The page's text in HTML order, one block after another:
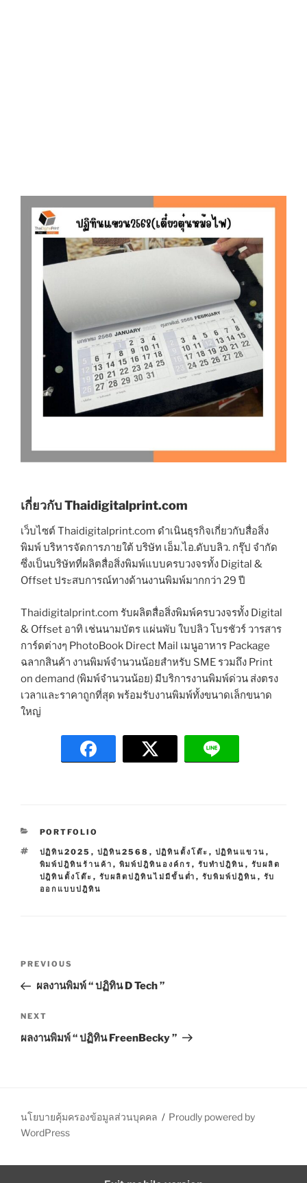
เกี่ยวกับ Thaidigitalprint.com
เว็บไซต์ Thaidigitalprint.com ดำเนินธุรกิจเกี่ยวกับสื่อสิ่ง
พิมพ์ บริหารจัดการภายใต้ บริษัท เอ็ม.ไอ.ดับบลิว. กรุ๊ป จำกัด
ซึ่งเป็นบริษัทที่ผลิตสื่อสิ่งพิมพ์แบบครบวงจรทั้ง Digital &
Offset ประสบการณ์ทางด้านงานพิมพ์มากกว่า 29 ปี
Thaidigitalprint.com รับผลิตสื่อสิ่งพิมพ์ครบวงจรทั้ง Digital
& Offset อาทิ เช่นนามบัตร แผ่นพับ ใบปลิว โบรชัวร์ วารสาร
การ์ดต่างๆ PhotoBook Direct Mail เมนูอาหาร Package
ฉลากสินค้า งานพิมพ์จำนวนน้อยสำหรับ SME รวมถึง Print
on demand (พิมพ์จำนวนน้อย) มีบริการงานพิมพ์ด่วน ส่งตรง
เวลาและราคาถูกที่สุด พร้อมรับงานพิมพ์ทั้งขนาดเล็กขนาด
ใหญ่
C
T
E
G
O
PORTFOLIO
T
A
G
S
ปฏิทิน2025 , ปฏิทิน2568 , ปฏิทินตั้งโต๊ะ , ปฏิทินแขวน ,
พิมพ์ปฎิทินร้านค้า , พิมพ์ปฎิทินองค์กร , รับทำปฎิทิน , รับผลิต
ปฎิทินตั้งโต๊ะ , รับผลิตปฎิทินไม่มีขั้นต่ำ , รับพิมพ์ปฎิทิน , รับ
ออกแบบปฎิทิน
s
t
n
g
a
i
P
r
v
o
s
PREVIOUS
ผลงานพิมพ์ “ ปฏิทิน D Tech ”
N
e
s
t
NEXT
ผลงานพิมพ์ “ ปฏิทิน FreenBecky ”
นโยบายคุ้มครองข้อมูลส่วนบุคคล
Proudly powered by
WordPress